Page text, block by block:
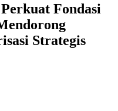
Fondasi
Strategis